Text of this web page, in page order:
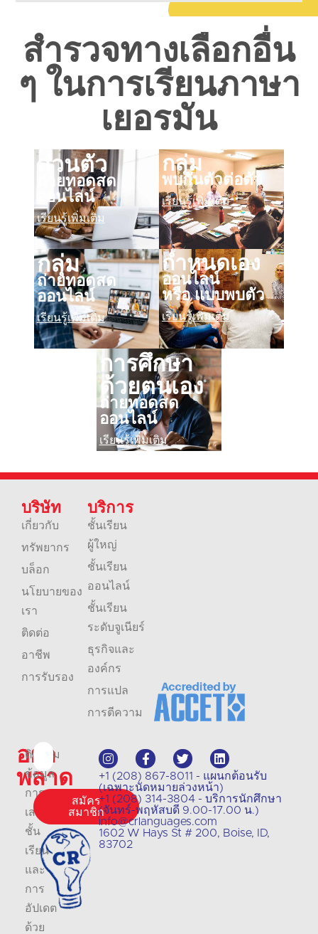
สำรวจทางเลือกอื่น
ๆ ในการเรียนภาษา
เยอรมัน
ส่วนตัว
ถ่ายทอดสด
ออนไลน์
เรียนรู้เพิ่มเติม
กลุ่ม
พบกันตัวต่อตัว
เรียนรู้เพิ่มเติม
กลุ่ม
ถ่ายทอดสด
ออนไลน์
เรียนรู้เพิ่มเติม
กำหนดเอง
ออนไลน์
หรือ แบบพบตัว
เรียนรู้เพิ่มเติม
การศึกษา
ด้วยตนเอง
ถ่ายทอดสด
ออนไลน์
เรียนรู้เพิ่มเติม
อย่า
พลาด
ติดตาม
ข้อมูล
การ
เสนอ
ชั้น
เรียน
และ
การ
อัปเดต
ด้วย
สมัคร
สมาชิก
+1 (208) 867-8011 - แผนกต้อนรับ
(เฉพาะนัดหมายล่วงหน้า)
+1 (208) 314-3804 - บริการนักศึกษา
(จันทร์-พฤหัสบดี 9.00-17.00 น.)
info@crlanguages.com
1602 W Hays St # 200, Boise, ID,
83702
บริษัท
เกี่ยวกับ
ทรัพยากร
บล็อก
นโยบายของ
เรา
ติดต่อ
อาชีพ
การรับรอง
บริการ
ชั้นเรียน
ผู้ใหญ่
ชั้นเรียน
ออนไลน์
ชั้นเรียน
ระดับจูเนียร์
ธุรกิจและ
องค์กร
การแปล
การตีความ